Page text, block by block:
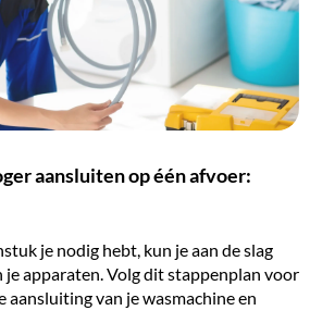
aansluiten op één afvoer:
je nodig hebt, kun je aan de slag
je apparaten. Volg dit stappenplan voor
aansluiting van je wasmachine en